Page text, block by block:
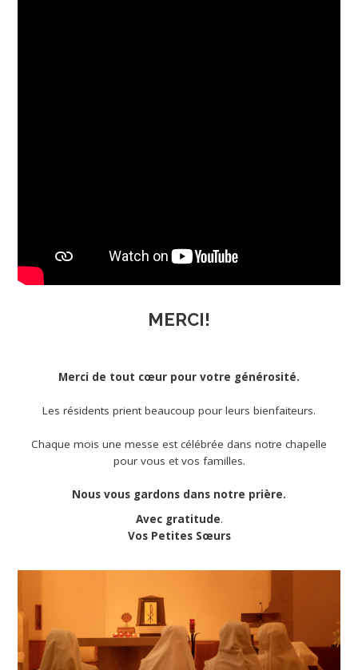
MERCI!
Merci de tout cœur pour votre générosité.
Les résidents prient beaucoup pour leurs bienfaiteurs.
Chaque mois une messe est célébrée dans notre chapelle
pour vous et vos familles.
Nous vous gardons dans notre prière.
Avec gratitude.
Vos Petites Sœurs